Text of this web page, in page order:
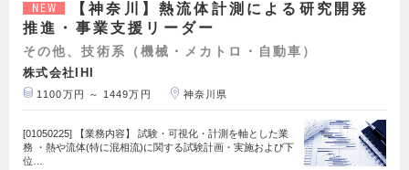
NEW
【神奈川】熱流体計測による研究開発
推進・事業支援リーダー
その他、技術系（機械・メカトロ・自動車）
株式会社IHI
1100万円 ～ 1449万円 神奈川県
[01050225] 【業務内容】 試験・可視化・計測を軸とした業
務 ・熱や流体(特に混相流)に関する試験計画・実施および下
位…